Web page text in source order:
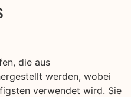
die aus
werden, wobei
verwendet wird. Sie